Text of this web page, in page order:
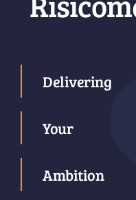
Delivering
Your
Ambition